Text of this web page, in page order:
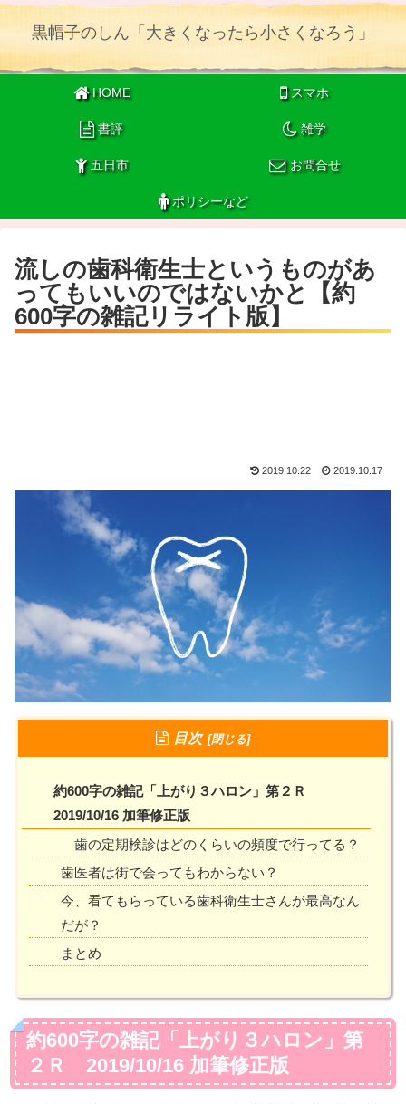
黒帽子のしん「大きくなったら小さくなろう」
HOME スマホ
書評 雑学
五日市 お問合せ
ポリシーなど
流しの歯科衛生士というものがあ
ってもいいのではないかと【約
600字の雑記リライト版】
2019.10.22 2019.10.17
目次
約600字の雑記「上がり３ハロン」第２Ｒ
2019/10/16 加筆修正版
歯の定期検診はどのくらいの頻度で行ってる？
歯医者は街で会ってもわからない？
今、看てもらっている歯科衛生士さんが最高なん
だが？
まとめ
約600字の雑記「上がり３ハロン」第
２Ｒ 2019/10/16 加筆修正版